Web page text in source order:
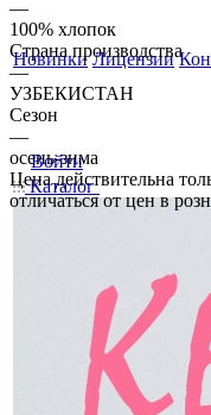
Новинки Лицензии
Войти
Каталог
—
100% хлопок
Страна производства
—
УЗБЕКИСТАН
Сезон
—
осень-зима
Цена действительна
отличаться от цен в